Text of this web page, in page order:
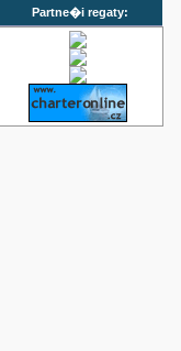
Partne�i regaty: